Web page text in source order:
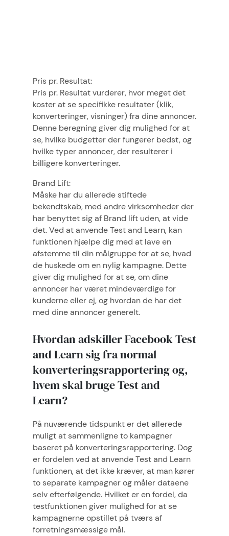
Pris pr. Resultat:
Pris pr. Resultat vurderer, hvor meget det
koster at se specifikke resultater (klik,
konverteringer, visninger) fra dine annoncer.
Denne beregning giver dig mulighed for at
se, hvilke budgetter der fungerer bedst, og
hvilke typer annoncer, der resulterer i
billigere konverteringer.
Brand Lift:
Måske har du allerede stiftede
bekendtskab, med andre virksomheder der
har benyttet sig af Brand lift uden, at vide
det. Ved at anvende Test and Learn, kan
funktionen hjælpe dig med at lave en
afstemme til din målgruppe for at se, hvad
de huskede om en nylig kampagne. Dette
giver dig mulighed for at se, om dine
annoncer har været mindeværdige for
kunderne eller ej, og hvordan de har det
med dine annoncer generelt.
Hvordan adskiller Facebook Test
and Learn sig fra normal
konverteringsrapportering og,
hvem skal bruge Test and
Learn?
På nuværende tidspunkt er det allerede
muligt at sammenligne to kampagner
baseret på konverteringsrapportering. Dog
er fordelen ved at anvende Test and Learn
funktionen, at det ikke kræver, at man kører
to separate kampagner og måler dataene
selv efterfølgende. Hvilket er en fordel, da
testfunktionen giver mulighed for at se
kampagnerne opstillet på tværs af
forretningsmæssige mål.